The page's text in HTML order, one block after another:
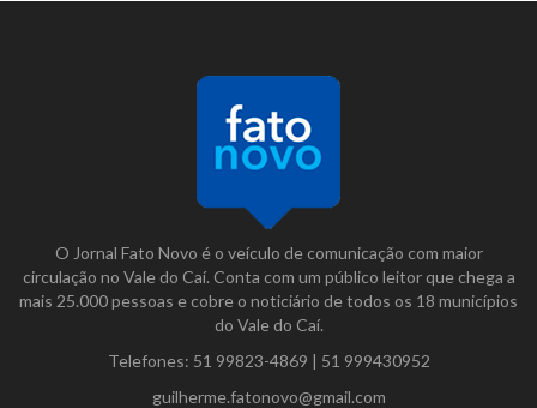
O Jornal Fato Novo é o veículo de comunicação com maior
circulação no Vale do Caí. Conta com um público leitor que chega a
mais 25.000 pessoas e cobre o noticiário de todos os 18 municípios
do Vale do Caí.
Telefones: 51 99823-4869 | 51 999430952
guilherme.fatonovo@gmail.com